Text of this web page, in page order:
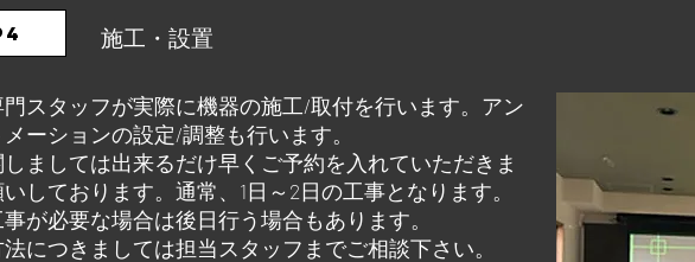
施工・設置
スタッフが実際に機器の施工/取付を行います。アン
ーションの設定/調整も行います。
ましては出来るだけ早くご予約を入れていただきま
しております。通常、1日～2日の工事となります。
が必要な場合は後日行う場合もあります。
につきましては担当スタッフまでご相談下さい。